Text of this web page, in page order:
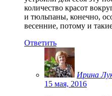
количество красот
и тюльпаны, конечно,
весенние, потому и
Ответить
Ирина
15 мая, 2016